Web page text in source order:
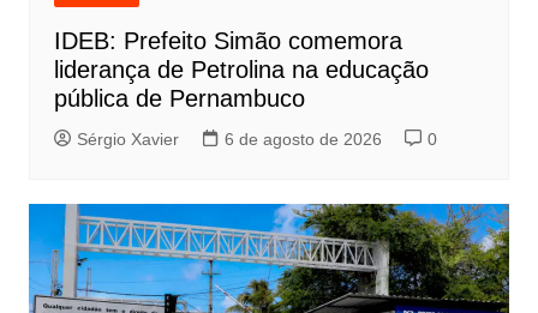
IDEB: Prefeito Simão comemora
liderança de Petrolina na educação
pública de Pernambuco
Sérgio Xavier 6 de agosto de 2026 0